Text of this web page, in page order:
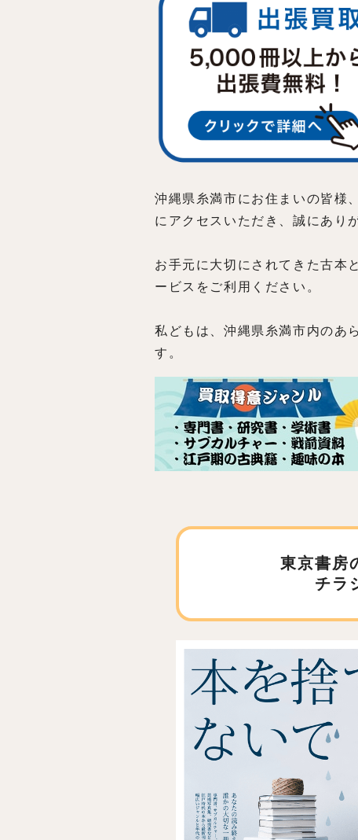
沖縄県糸満市にお住まいの皆様
にアクセスいただき、誠にあり
お手元に大切にされてきた古本
ービスをご利用ください。
私どもは、沖縄県糸満市内のあ
す。
東京書房
チラ